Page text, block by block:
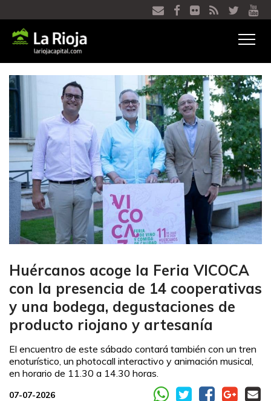
Ver
menú
Huércanos acoge la Feria VICOCA
con la presencia de 14 cooperativas
y una bodega, degustaciones de
producto riojano y artesanía
El encuentro de este sábado contará también con un tren
enoturístico, un photocall interactivo y animación musical,
en horario de 11.30 a 14.30 horas.
07-07-2026